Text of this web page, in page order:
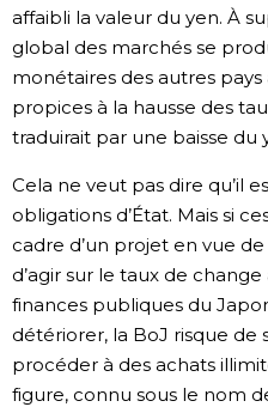
affaibli la valeur du yen. À
global des marchés se
monétaires des autres
propices à la hausse des
traduirait par une baisse du
Cela ne veut pas dire qu’il
obligations d’État. Mais si
cadre d’un projet en vue
d’agir sur le taux de
finances publiques du
détériorer, la BoJ risque de
procéder à des achats
figure, connu sous le nom